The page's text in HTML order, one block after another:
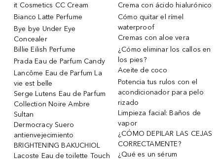
it Cosmetics CC Cream
Bianco Latte Perfume
Bye bye Under Eye
Concealer
Billie Eilish Perfume
Prada Eau de Parfum Candy
Lancôme Eau de Parfum La
vie est belle
Serge Lutens Eau de Parfum
Collection Noire Ambre
Sultan
Dermocracy Suero
antienvejecimiento
BRIGHTENING BAKUCHIOL
Lacoste Eau de toilette Touch
Crema con ácido hialurónico
Cómo quitar el rímel
waterproof
Cremas con aloe vera
¿Cómo eliminar los callos en
los pies?
Aceite de coco
Potencia tus rulos con el
acondicionador para pelo
rizado
Limpieza facial: Baños de
vapor
¿CÓMO DEPILAR LAS CEJAS
CORRECTAMENTE?
¿Qué es un sérum